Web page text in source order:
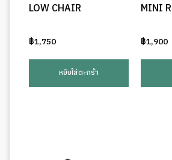
LOW CHAIR
฿1,750
หยิบใส่ตะกร้า
MINI
฿1,900